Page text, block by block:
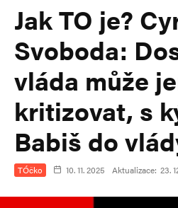
Jak TO je?
Svoboda:
vláda může
kritizovat, s
Babiš do
TÓčko 10. 11. 2025 Aktualizace: 23.